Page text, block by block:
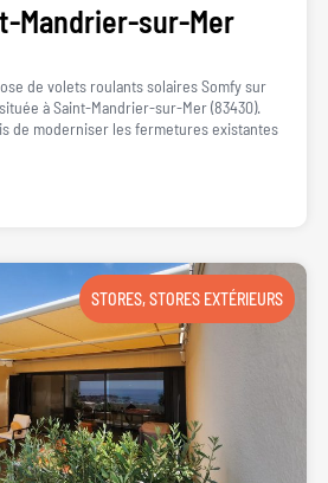
Mandrier-sur-Mer
de volets roulants solaires Somfy sur
à Saint-Mandrier-sur-Mer (83430).
de moderniser les fermetures existantes
STORES,STORES EXTÉRIEURS